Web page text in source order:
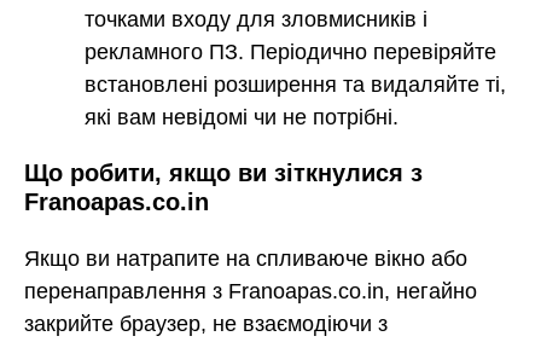
точками входу для зловмисників і
рекламного ПЗ. Періодично перевіряйте
встановлені розширення та видаляйте ті,
які вам невідомі чи не потрібні.
Що робити, якщо ви зіткнулися з
Franoapas.co.in
Якщо ви натрапите на спливаюче вікно або
перенаправлення з Franoapas.co.in, негайно
закрийте браузер, не взаємодіючи з